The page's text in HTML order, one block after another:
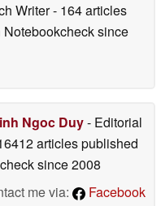
Writer- 164 articles
since
Ngoc Duy- Editorial
articles published
since 2008
me via:
Facebook